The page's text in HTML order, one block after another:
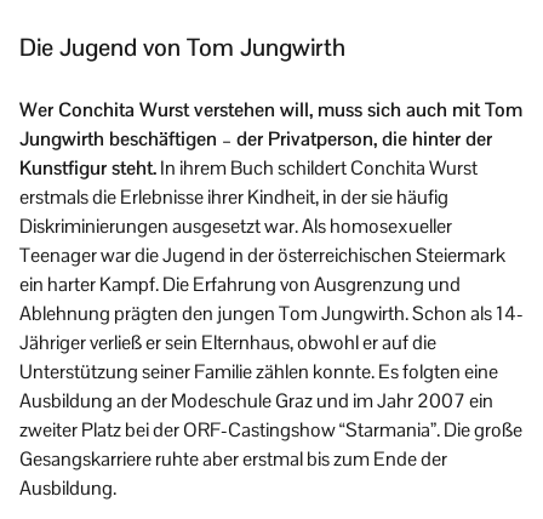
Die Jugend von Tom Jungwirth
Wer Conchita Wurst verstehen will, muss sich auch mit Tom
Jungwirth beschäftigen – der Privatperson, die hinter der
Kunstfigur steht.In ihrem Buch schildert Conchita Wurst
erstmals die Erlebnisse ihrer Kindheit, in der sie häufig
Diskriminierungen ausgesetzt war. Als homosexueller
Teenager war die Jugend in der österreichischen Steiermark
ein harter Kampf. Die Erfahrung von Ausgrenzung und
Ablehnung prägten den jungen Tom Jungwirth. Schon als 14-
Jähriger verließ er sein Elternhaus, obwohl er auf die
Unterstützung seiner Familie zählen konnte. Es folgten eine
Ausbildung an der Modeschule Graz und im Jahr 2007 ein
zweiter Platz bei der ORF-Castingshow “Starmania”. Die große
Gesangskarriere ruhte aber erstmal bis zum Ende der
Ausbildung.